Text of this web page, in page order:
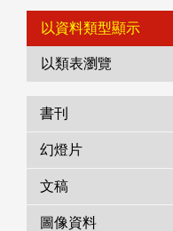
資料調閱申請
管理者登入
以資料類型顯示
以類表瀏覽
書刊
幻燈片
文稿
圖像資料